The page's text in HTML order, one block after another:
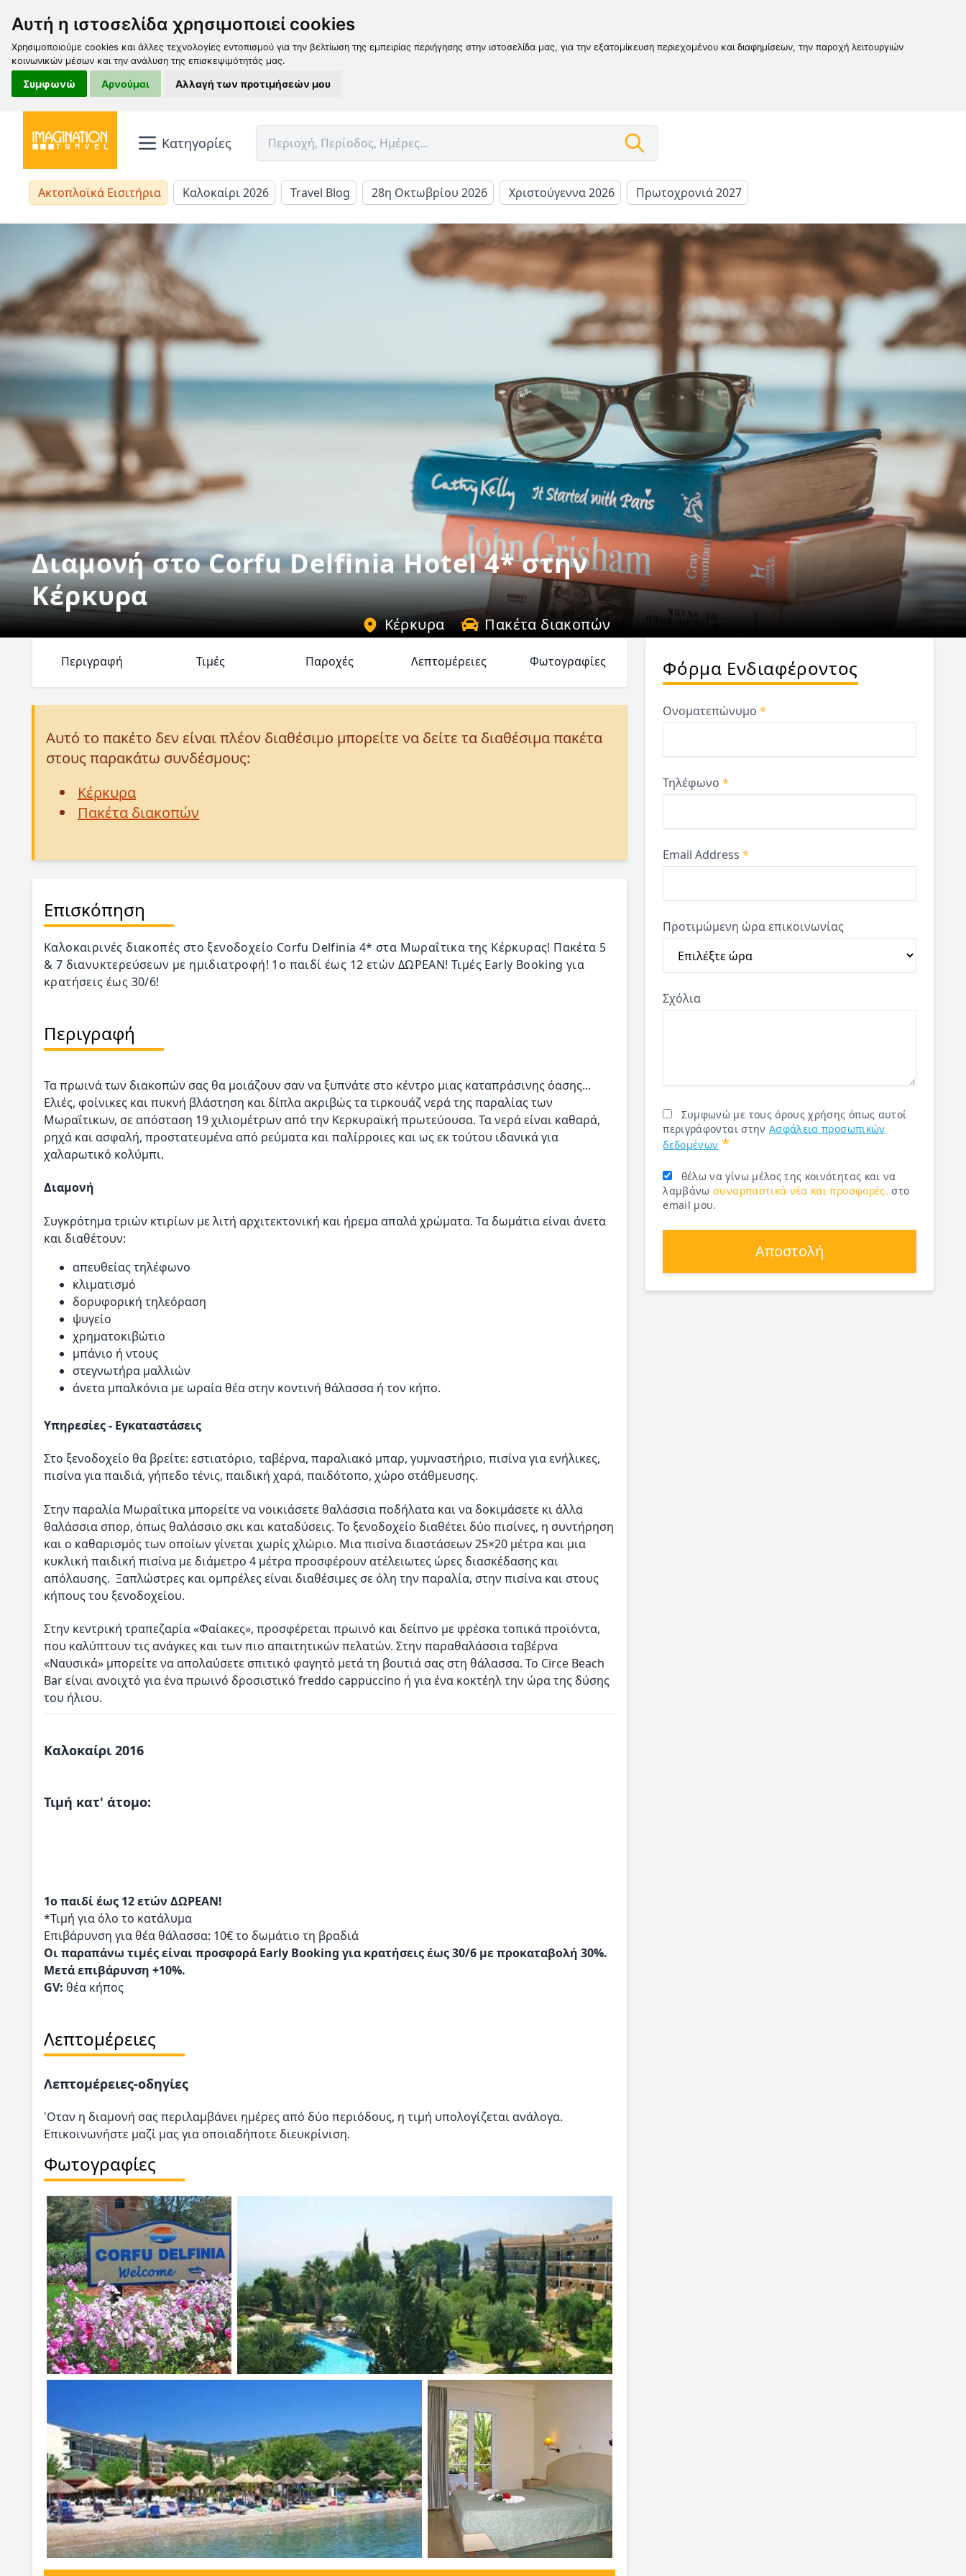
Αυτή η ιστοσελίδα χρησιμοποιεί cookies
Χρησιμοποιούμε cookies και άλλες τεχνολογίες εντοπισμού για την βελτίωση της εμπειρίας περιήγησης στην ιστοσελίδα μας, για την εξατομίκευση περιεχομένου και διαφημίσεων, την παροχή λειτουργιών
κοινωνικών μέσων και την ανάλυση της επισκεψιμότητάς μας.
Συμφωνώ Αρνούμαι Αλλαγή των προτιμήσεών μου
Κατηγορίες
Ακτοπλοϊκά Εισιτήρια Καλοκαίρι 2026 Travel Blog 28η Οκτωβρίου 2026 Χριστούγεννα 2026 Πρωτοχρονιά 2027
Διαμονή στο Corfu Delfinia Hotel 4* στην
Κέρκυρα
Κέρκυρα Πακέτα διακοπών
Περιγραφή Τιμές Παροχές Λεπτομέρειες Φωτογραφίες
Αυτό το πακέτο δεν είναι πλέον διαθέσιμο μπορείτε να δείτε τα διαθέσιμα πακέτα
στους παρακάτω συνδέσμους:
Κέρκυρα
Πακέτα διακοπών
Επισκόπηση
Καλοκαιρινές διακοπές στο ξενοδοχείο Corfu Delfinia 4* στα Μωραΐτικα της Κέρκυρας! Πακέτα 5
& 7 διανυκτερεύσεων με ημιδιατροφή! 1o παιδί έως 12 ετών ΔΩΡΕΑΝ! Τιμές Early Booking για
κρατήσεις έως 30/6!
Περιγραφή
Τα πρωινά των διακοπών σας θα μοιάζουν σαν να ξυπνάτε στο κέντρο μιας καταπράσινης όασης...
Ελιές, φοίνικες και πυκνή βλάστηση και δίπλα ακριβώς τα τιρκουάζ νερά της παραλίας των
Μωραΐτικων, σε απόσταση 19 χιλιομέτρων από την Κερκυραϊκή πρωτεύουσα. Τα νερά είναι καθαρά,
ρηχά και ασφαλή, προστατευμένα από ρεύματα και παλίρροιες και ως εκ τούτου ιδανικά για
χαλαρωτικό κολύμπι.
Διαμονή
Συγκρότημα τριών κτιρίων με λιτή αρχιτεκτονική και ήρεμα απαλά χρώματα. Τα δωμάτια είναι άνετα
και διαθέτουν:
απευθείας τηλέφωνο
κλιματισμό
δορυφορική τηλεόραση
ψυγείο
χρηματοκιβώτιο
μπάνιο ή ντους
στεγνωτήρα μαλλιών
άνετα μπαλκόνια με ωραία θέα στην κοντινή θάλασσα ή τον κήπο.
Υπηρεσίες - Εγκαταστάσεις
Στο ξενοδοχείο θα βρείτε: εστιατόριο, ταβέρνα, παραλιακό μπαρ, γυμναστήριο, πισίνα για ενήλικες,
πισίνα για παιδιά, γήπεδο τένις, παιδική χαρά, παιδότοπο, χώρο στάθμευσης.
Στην παραλία Μωραΐτικα μπορείτε να νοικιάσετε θαλάσσια ποδήλατα και να δοκιμάσετε κι άλλα
θαλάσσια σπορ, όπως θαλάσσιο σκι και καταδύσεις. Το ξενοδοχείο διαθέτει δύο πισίνες, η συντήρηση
και ο καθαρισμός των οποίων γίνεται χωρίς χλώριο. Μια πισίνα διαστάσεων 25×20 μέτρα και μια
κυκλική παιδική πισίνα με διάμετρο 4 μέτρα προσφέρουν ατέλειωτες ώρες διασκέδασης και
απόλαυσης. Ξαπλώστρες και ομπρέλες είναι διαθέσιμες σε όλη την παραλία, στην πισίνα και στους
κήπους του ξενοδοχείου.
Στην κεντρική τραπεζαρία «Φαίακες», προσφέρεται πρωινό και δείπνο με φρέσκα τοπικά προϊόντα,
που καλύπτουν τις ανάγκες και των πιο απαιτητικών πελατών. Στην παραθαλάσσια ταβέρνα
«Ναυσικά» μπορείτε να απολαύσετε σπιτικό φαγητό μετά τη βουτιά σας στη θάλασσα. Το Circe Beach
Bar είναι ανοιχτό για ένα πρωινό δροσιστικό freddo cappuccino ή για ένα κοκτέηλ την ώρα της δύσης
του ήλιου.
Καλοκαίρι 2016
Τιμή κατ' άτομο:
1ο παιδί έως 12 ετών ΔΩΡΕΑΝ!
*Τιμή για όλο το κατάλυμα
Επιβάρυνση για θέα θάλασσα: 10€ το δωμάτιο τη βραδιά
Οι παραπάνω τιμές είναι προσφορά Early Booking για κρατήσεις έως 30/6 με προκαταβολή 30%.
Μετά επιβάρυνση +10%.
GV: θέα κήπος
Λεπτομέρειες
Λεπτομέρειες-οδηγίες
'Οταν η διαμονή σας περιλαμβάνει ημέρες από δύο περιόδους, η τιμή υπολογίζεται ανάλογα.
Επικοινωνήστε μαζί μας για οποιαδήποτε διευκρίνιση.
Φωτογραφίες
Φόρμα Ενδιαφέροντος
Ονοματεπώνυμο*
Τηλέφωνο*
Email Address*
Προτιμώμενη ώρα επικοινωνίας
Σχόλια
Συμφωνώ με τους όρους χρήσης όπως αυτοί
περιγράφονται στην Ασφάλεια προσωπικών
δεδομένων *
θέλω να γίνω μέλος της κοινότητας και να
λαμβάνωσυναρπαστικά νέα και προσφορές. στο
email μου.
Αποστολή